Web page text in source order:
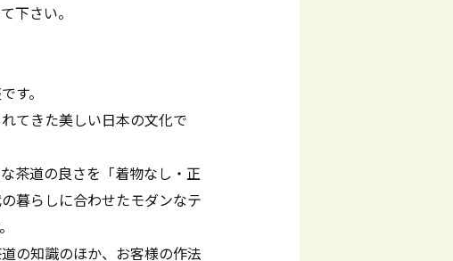
下さい。
す。
てきた美しい日本の文化で
茶道の良さを「着物なし・正
暮らしに合わせたモダンなテ
の知識のほか、お客様の作法